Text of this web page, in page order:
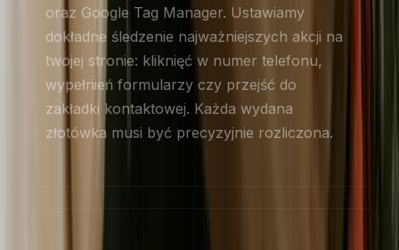
oraz Google Tag Manager. Ustawiamy
dokładne śledzenie najważniejszych akcji na
twojej stronie: kliknięć w numer telefonu,
wypełnień formularzy czy przejść do
zakładki kontaktowej. Każda wydana
złotówka musi być precyzyjnie rozliczona.